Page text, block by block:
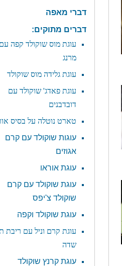
דברי מאפה
דברים מתוקים:
עוגת מוס שוקולד קפה עם
עוגת גלידה מוס שוקולד
עוגת פאדג' שוקולד עם
טארט נוטלה על בסיס אוראו
עוגות שוקולד עם קרם
עוגת אוראו
עוגת שוקולד עם קרם
שוקולד צ'יפס
עוגת שוקולד וקפה
עוגת קרם וניל עם ריבת תות
עוגת קרנץ שוקולד